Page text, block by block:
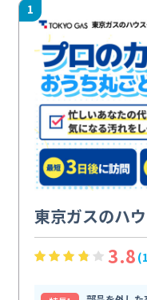
1
東京ガスのハ
3.8